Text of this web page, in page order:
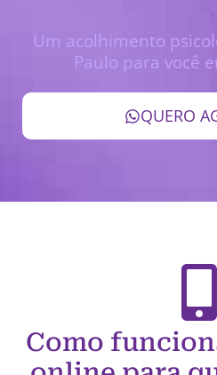
Um acolhimento
Paulo para você
QUERO
Como